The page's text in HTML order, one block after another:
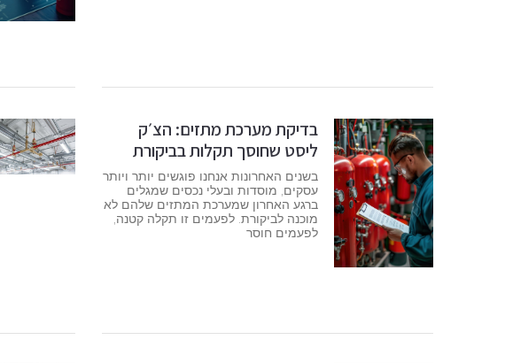
בדיקת מערכת מתזים: הצ׳ק
ליסט שחוסך תקלות בביקורת
בשנים האחרונות אנחנו פוגשים יותר ויותר
עסקים, מוסדות ובעלי נכסים שמגלים
ברגע האחרון שמערכת המתזים שלהם לא
מוכנה לביקורת. לפעמים זו תקלה קטנה,
לפעמים חוסר